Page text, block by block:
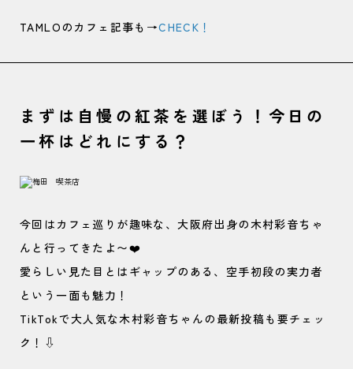
TAMLOのカフェ記事も→CHECK！
まずは自慢の紅茶を選ぼう！今日の
一杯はどれにする？
今回はカフェ巡りが趣味な、大阪府出身の木村彩音ちゃ
んと行ってきたよ〜❤️
愛らしい見た目とはギャップのある、空手初段の実力者
という一面も魅力！
TikTokで大人気な木村彩音ちゃんの最新投稿も要チェッ
ク！⇩